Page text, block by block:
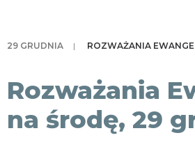
29 GRUDNIA | ROZWAŻANIA
Rozważania
na środę, 29